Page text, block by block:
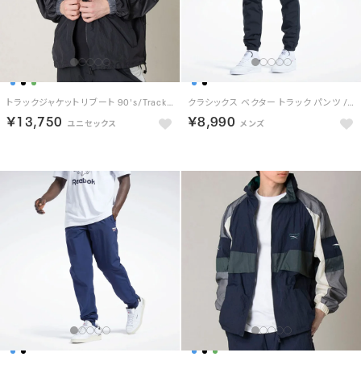
トラックジャケット リブート 90's/Track Jacket REBOOT 90’s （BLACK）
￥13,750
クラシックス ベクター トラック パンツ / Classics Vector Track Pants （ナイトブラック）
￥8,990